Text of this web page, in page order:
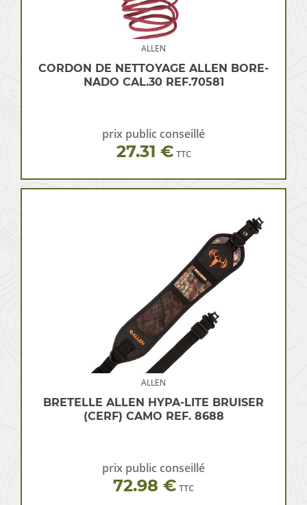
ALLEN
CORDON DE NETTOYAGE ALLEN BORE-
NADO CAL.30 REF.70581
prix public conseillé
27.31 € TTC
ALLEN
BRETELLE ALLEN HYPA-LITE BRUISER
(CERF) CAMO REF. 8688
prix public conseillé
72.98 € TTC